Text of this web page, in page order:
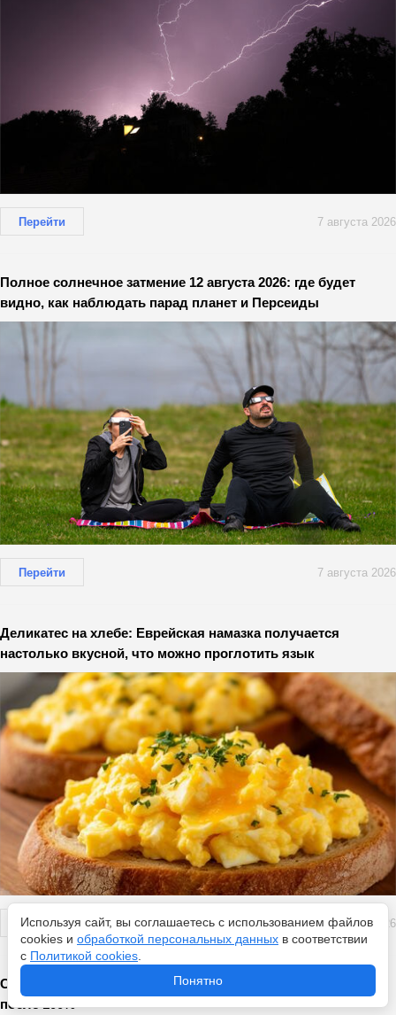
Перейти 7 августа 2026
Полное солнечное затмение 12 августа 2026: где будет
видно, как наблюдать парад планет и Персеиды
Перейти 7 августа 2026
Деликатес на хлебе: Еврейская намазка получается
настолько вкусной, что можно проглотить язык
Перейти 7 августа 2026
Сколько времени телефон можно держать на зарядке
после 100%
Используя сайт, вы соглашаетесь с использованием файлов
cookies и обработкой персональных данных в соответствии
с Политикой cookies
Понятно